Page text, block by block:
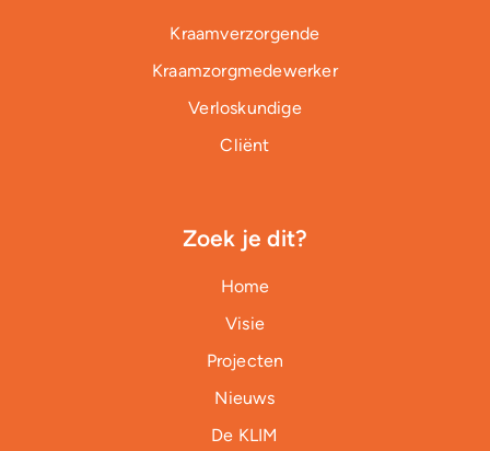
Zoek je dit?
Home
Visie
Projecten
Nieuws
De KLIM
Kraamverzorgende
Kraamzorgmedewerker
Verloskundige
Cliënt